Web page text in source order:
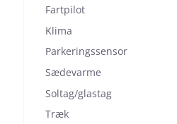
Fartpilot
Klima
Parkeringssensor
Sædevarme
Soltag/glastag
Træk